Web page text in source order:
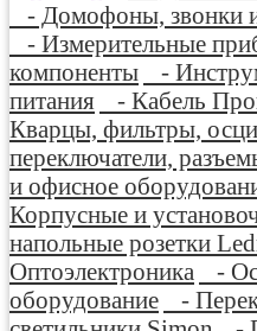
- Домофоны, звонки
- Измерительные
компоненты
-
питания
- Кабель
Кварцы, фильтры,
переключатели,
и офисное
Корпусные и
напольные розетки
Оптоэлектроника
-
оборудование
-